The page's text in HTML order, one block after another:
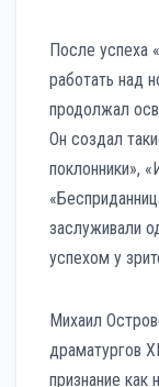
После успеха
работать над
продолжал
Он создал
поклонники»,
заслуживали
успехом у
Михаил
драматургов
признание как